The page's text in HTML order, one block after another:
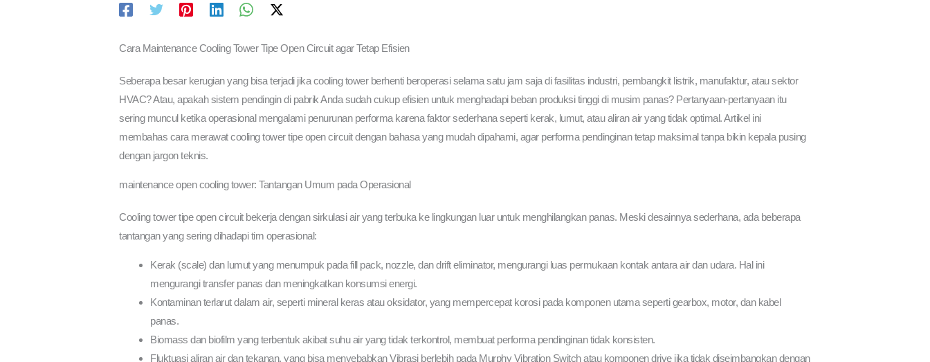
Cara Maintenance Cooling Tower Tipe Open Circuit agar Tetap Efisien
Seberapa besar kerugian yang bisa terjadi jika cooling tower berhenti beroperasi selama satu jam saja di fasilitas industri, pembangkit listrik, manufaktur, atau sektor
HVAC? Atau, apakah sistem pendingin di pabrik Anda sudah cukup efisien untuk menghadapi beban produksi tinggi di musim panas? Pertanyaan-pertanyaan itu
sering muncul ketika operasional mengalami penurunan performa karena faktor sederhana seperti kerak, lumut, atau aliran air yang tidak optimal. Artikel ini
membahas cara merawat cooling tower tipe open circuit dengan bahasa yang mudah dipahami, agar performa pendinginan tetap maksimal tanpa bikin kepala pusing
dengan jargon teknis.
maintenance open cooling tower: Tantangan Umum pada Operasional
Cooling tower tipe open circuit bekerja dengan sirkulasi air yang terbuka ke lingkungan luar untuk menghilangkan panas. Meski desainnya sederhana, ada beberapa
tantangan yang sering dihadapi tim operasional:
Kerak (scale) dan lumut yang menumpuk pada fill pack, nozzle, dan drift eliminator, mengurangi luas permukaan kontak antara air dan udara. Hal ini
mengurangi transfer panas dan meningkatkan konsumsi energi.
Kontaminan terlarut dalam air, seperti mineral keras atau oksidator, yang mempercepat korosi pada komponen utama seperti gearbox, motor, dan kabel
panas.
Biomass dan biofilm yang terbentuk akibat suhu air yang tidak terkontrol, membuat performa pendinginan tidak konsisten.
Fluktuasi aliran air dan tekanan, yang bisa menyebabkan Vibrasi berlebih pada Murphy Vibration Switch atau komponen drive jika tidak diseimbangkan dengan